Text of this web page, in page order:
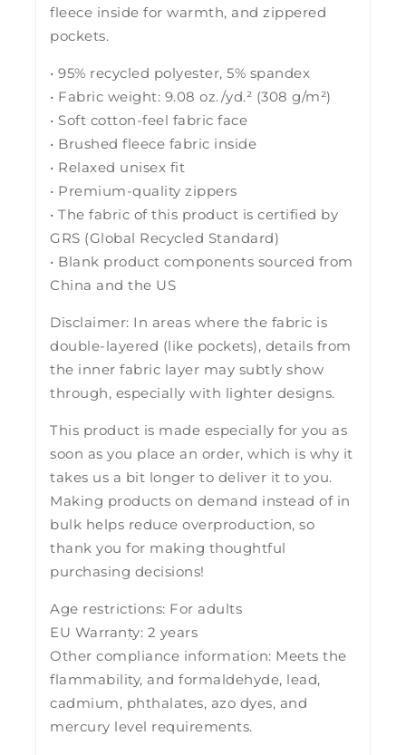
fleece inside for warmth, and zippered
pockets.
• 95% recycled polyester, 5% spandex
• Fabric weight: 9.08 oz./yd.² (308 g/m²)
• Soft cotton-feel fabric face
• Brushed fleece fabric inside
• Relaxed unisex fit
• Premium-quality zippers
• The fabric of this product is certified by
GRS (Global Recycled Standard)
• Blank product components sourced from
China and the US
Disclaimer: In areas where the fabric is
double-layered (like pockets), details from
the inner fabric layer may subtly show
through, especially with lighter designs.
This product is made especially for you as
soon as you place an order, which is why it
takes us a bit longer to deliver it to you.
Making products on demand instead of in
bulk helps reduce overproduction, so
thank you for making thoughtful
purchasing decisions!
Age restrictions: For adults
EU Warranty: 2 years
Other compliance information: Meets the
flammability, and formaldehyde, lead,
cadmium, phthalates, azo dyes, and
mercury level requirements.